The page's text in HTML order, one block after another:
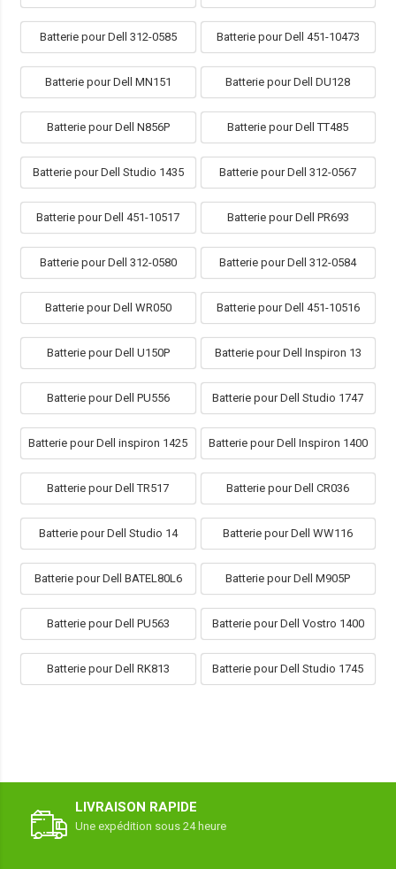
Batterie pour Dell 312-0585 Batterie pour Dell 451-10473
Batterie pour Dell MN151 Batterie pour Dell DU128
Batterie pour Dell N856P Batterie pour Dell TT485
Batterie pour Dell Studio 1435 Batterie pour Dell 312-0567
Batterie pour Dell 451-10517 Batterie pour Dell PR693
Batterie pour Dell 312-0580 Batterie pour Dell 312-0584
Batterie pour Dell WR050 Batterie pour Dell 451-10516
Batterie pour Dell U150P Batterie pour Dell Inspiron 13
Batterie pour Dell PU556 Batterie pour Dell Studio 1747
Batterie pour Dell inspiron 1425 Batterie pour Dell Inspiron 1400
Batterie pour Dell TR517 Batterie pour Dell CR036
Batterie pour Dell Studio 14 Batterie pour Dell WW116
Batterie pour Dell BATEL80L6 Batterie pour Dell M905P
Batterie pour Dell PU563 Batterie pour Dell Vostro 1400
Batterie pour Dell RK813 Batterie pour Dell Studio 1745
LIVRAISON RAPIDE
Une expédition sous 24 heure